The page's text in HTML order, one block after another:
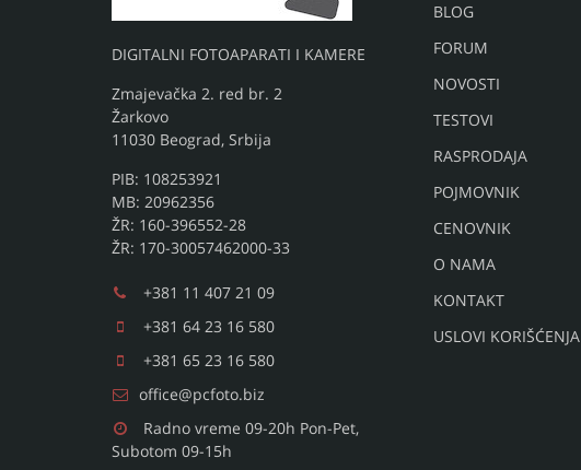
DIGITALNI FOTOAPARATI I KAMERE
Zmajevačka 2. red br. 2
Žarkovo
11030 Beograd, Srbija
PIB: 108253921
MB: 20962356
ŽR: 160-396552-28
ŽR: 170-30057462000-33
+381 11 407 21 09
+381 64 23 16 580
+381 65 23 16 580
office@pcfoto.biz
Radno vreme 09-20h Pon-Pet,
Subotom 09-15h
BLOG
FORUM
NOVOSTI
TESTOVI
RASPRODAJA
POJMOVNIK
CENOVNIK
O NAMA
KONTAKT
USLOVI KORIŠĆENJA